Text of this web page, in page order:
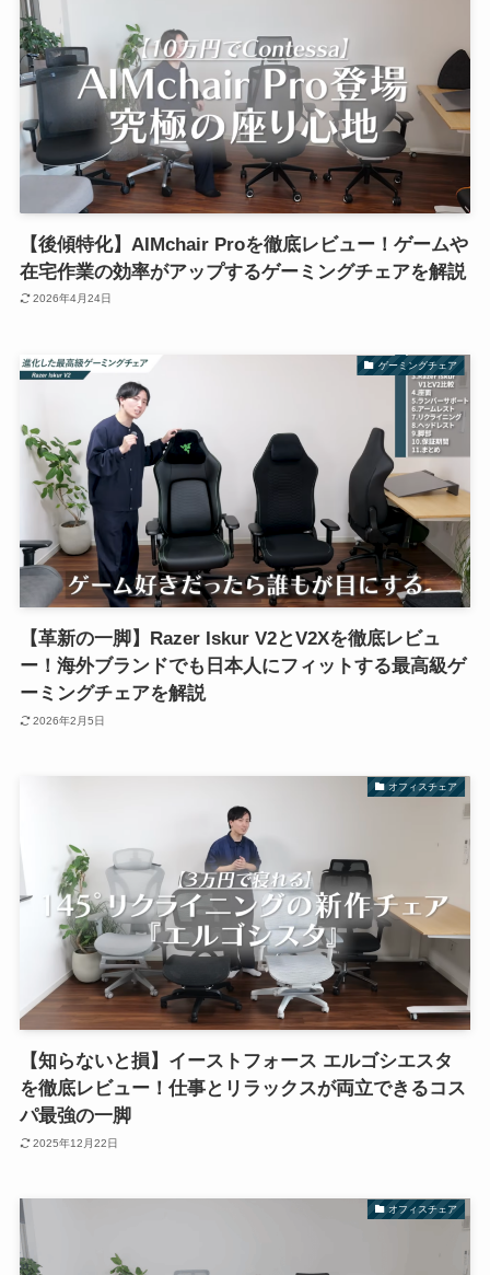
【後傾特化】AIMchair Proを徹底レビュー！ゲームや
在宅作業の効率がアップするゲーミングチェアを解説
2026年4月24日
ゲーミングチェア
【革新の一脚】Razer Iskur V2とV2Xを徹底レビュ
ー！海外ブランドでも日本人にフィットする最高級ゲ
ーミングチェアを解説
2026年2月5日
オフィスチェア
【知らないと損】イーストフォース エルゴシエスタ
を徹底レビュー！仕事とリラックスが両立できるコス
パ最強の一脚
2025年12月22日
オフィスチェア